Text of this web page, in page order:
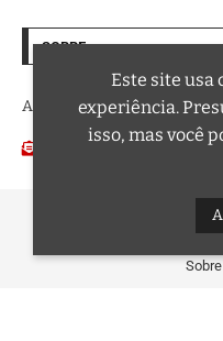
SOBRE
A trilha sonora da sua vida
Email:
@2026 – Todos os
Sobre
Este site usa
experiência.
isso, mas você